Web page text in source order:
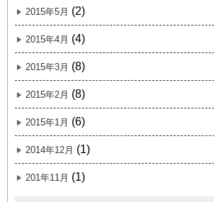
2015年5月 (2)
2015年4月 (4)
2015年3月 (8)
2015年2月 (8)
2015年1月 (6)
2014年12月 (1)
201年11月 (1)